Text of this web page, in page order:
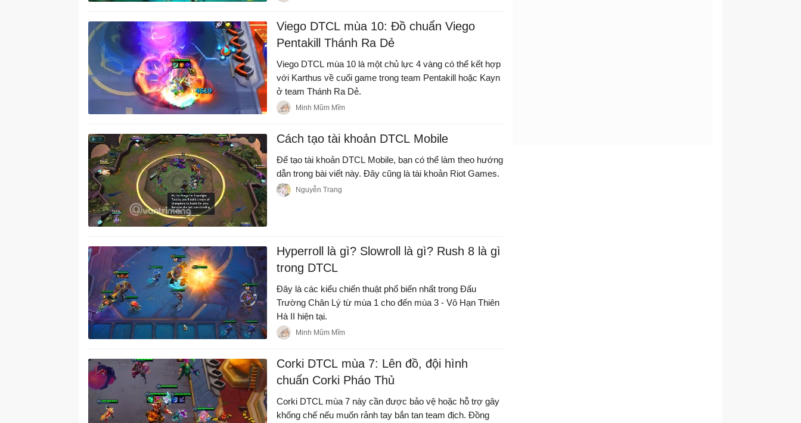
Viego DTCL mùa 10: Đồ chuẩn Viego
Pentakill Thánh Ra Dẻ
Viego DTCL mùa 10 là một chủ lực 4 vàng có thể kết hợp
với Karthus về cuối game trong team Pentakill hoặc Kayn
ở team Thánh Ra Dẻ.
Minh Mũm Mĩm
Cách tạo tài khoản DTCL Mobile
Để tạo tài khoản DTCL Mobile, bạn có thể làm theo hướng
dẫn trong bài viết này. Đây cũng là tài khoản Riot Games.
Nguyễn Trang
Hyperroll là gì? Slowroll là gì? Rush 8 là gì
trong DTCL
Đây là các kiểu chiến thuật phổ biến nhất trong Đấu
Trường Chân Lý từ mùa 1 cho đến mùa 3 - Vô Hạn Thiên
Hà II hiện tại.
Minh Mũm Mĩm
Corki DTCL mùa 7: Lên đồ, đội hình
chuẩn Corki Pháo Thủ
Corki DTCL mùa 7 này cần được bảo vệ hoặc hỗ trợ gây
khống chế nếu muốn rảnh tay bắn tan team địch. Đồng